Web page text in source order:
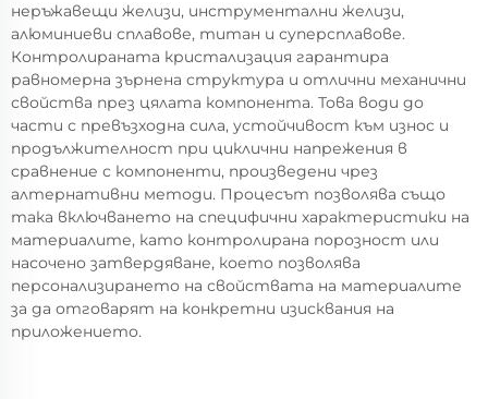
неръжавещи желизи, инструментални желизи,
алюминиеви сплавове, титан и суперсплавове.
Контролираната кристализация гарантира
равномерна зърнена структура и отлични механични
свойства през цялата компонента. Това води до
части с превъзходна сила, устойчивост към износ и
продължителност при циклични напрежения в
сравнение с компоненти, произведени чрез
алтернативни методи. Процесът позволява също
така включването на специфични характеристики на
материалите, като контролирана порозност или
насочено затвердяване, което позволява
персонализирането на свойствата на материалите
за да отговарят на конкретни изисквания на
приложението.